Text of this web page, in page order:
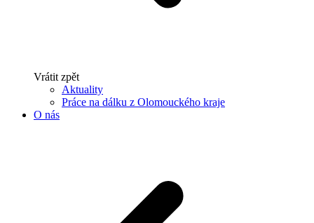
Vrátit zpět
Aktuality
Práce na dálku z Olomouckého kraje
O nás